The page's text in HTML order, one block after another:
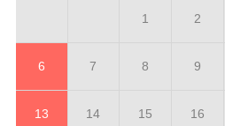
1 2
6 7 8 9
13 14 15 16